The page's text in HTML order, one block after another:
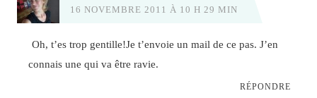
16 NOVEMBRE 2011 À 10 H 29 MIN
Oh, t’es trop gentille!Je t’envoie un mail de ce pas. J’en
connais une qui va être ravie.
RÉPONDRE